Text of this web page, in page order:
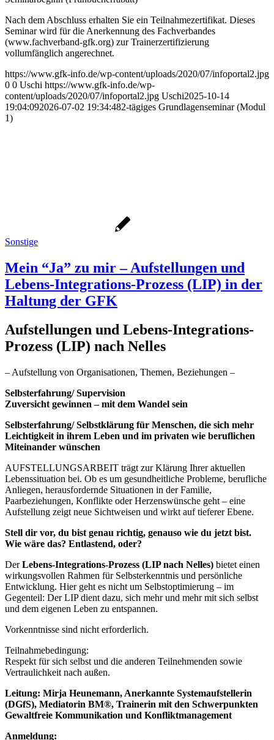
Nach dem Abschluss erhalten Sie ein Teilnahmezertifikat. Dieses
Seminar wird für die Anerkennung des Fachverbandes
(www.fachverband-gfk.org) zur Trainerzertifizierung
vollumfänglich angerechnet.
https://www.gfk-info.de/wp-content/uploads/2020/07/infoportal2.jpg
0 0 Uschi https://www.gfk-info.de/wp-
content/uploads/2020/07/infoportal2.jpg Uschi2025-10-14
19:04:092026-07-02 19:34:482-tägiges Grundlagenseminar (Modul
1)
Sonstige
Mein “Ja” zu mir – Aufstellungen und
Lebens-Integrations-Prozess (LIP) in der
Haltung der GFK
Aufstellungen und Lebens-Integrations-
Prozess (LIP) nach Nelles
– Aufstellung von Organisationen, Themen, Beziehungen –
Selbsterfahrung/ Supervision
Zuversicht gewinnen – mit dem Wandel sein
Selbsterfahrung/ Selbstklärung für Menschen, die sich mehr
Leichtigkeit in ihrem Leben und im privaten wie beruflichen
Miteinander wünschen
AUFSTELLUNGSARBEIT trägt zur Klärung Ihrer aktuellen
Lebenssituation bei. Ob es um gesundheitliche Probleme, berufliche
Anliegen, herausfordernde Situationen in der Familie,
Paarbeziehungen, Konflikte oder Herzenswünsche geht – eine
Aufstellung zeigt neue Sichtweisen und wirkt auf tieferer Ebene.
Stell dir vor, du bist genau richtig, genauso wie du jetzt bist.
Wie wäre das? Entlastend, oder?
DerLebens-Integrations-Prozess (LIP nach Nelles) bietet einen
wirkungsvollen Rahmen für Selbsterkenntnis und persönliche
Entwicklung. Hier geht es nicht um Selbstoptimierung – im
Gegenteil: Der LIP dient dazu, sich mehr und mehr mit sich selbst
und dem eigenen Leben zu entspannen.
Vorkenntnisse sind nicht erforderlich.
Teilnahmebedingung:
Respekt für sich selbst und die anderen Teilnehmenden sowie
Vertraulichkeit nach außen.
Leitung: Mirja Heunemann, Anerkannte Systemaufstellerin
(DGfS), Mediatorin BM®, Trainerin mit den Schwerpunkten
Gewaltfreie Kommunikation und Konfliktmanagement
Anmeldung: